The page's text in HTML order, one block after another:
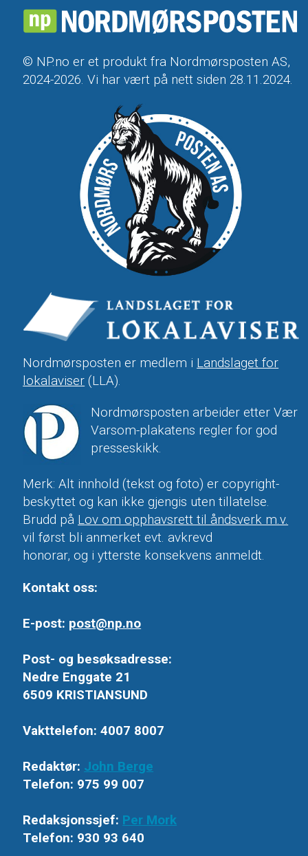
© NP.no er et produkt fra Nordmørsposten AS,
2024-2026. Vi har vært på nett siden 28.11.2024.
Nordmørsposten er medlem i Landslaget for
lokalaviser (LLA).
Nordmørsposten arbeider etter Vær
Varsom-plakatens regler for god
presseskikk.
Merk: Alt innhold (tekst og foto) er copyright-
beskyttet og kan ikke gjengis uten tillatelse.
Brudd på Lov om opphavsrett til åndsverk m.v.
vil først bli anmerket evt. avkrevd
honorar, og i ytterste konsekvens anmeldt.
Kontakt oss:
E-post: post@np.no
Post- og besøksadresse:
Nedre Enggate 21
6509 KRISTIANSUND
Vakttelefon: 4007 8007
Redaktør: John Berge
Telefon: 975 99 007
Redaksjonssjef: Per Mork
Telefon: 930 93 640